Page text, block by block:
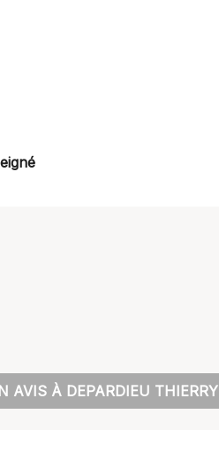
AVIS À DEPARDIEU THIERRY